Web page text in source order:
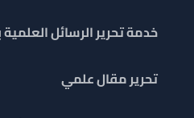
خدمة تحرير الرسائل العلمية
تحرير مقال علمي